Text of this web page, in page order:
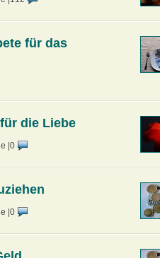
für das
die Liebe
| 0
| 0